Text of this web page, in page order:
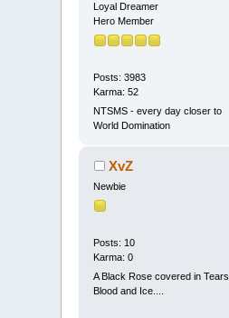
Loyal Dreamer
Hero Member
Posts: 3983
Karma: 52
NTSMS - every day closer to
World Domination
XvZ
Newbie
Posts: 10
Karma: 0
A Black Rose covered in Tears,
Blood and Ice....